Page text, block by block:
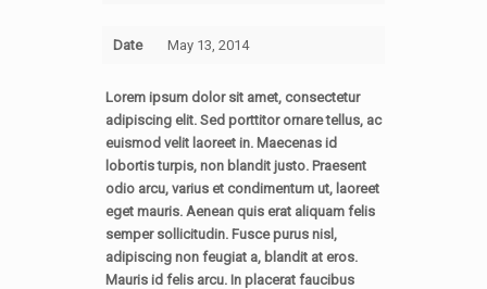
Date May 13, 2014
Lorem ipsum dolor sit amet, consectetur
adipiscing elit. Sed porttitor ornare tellus, ac
euismod velit laoreet in. Maecenas id
lobortis turpis, non blandit justo. Praesent
odio arcu, varius et condimentum ut, laoreet
eget mauris. Aenean quis erat aliquam felis
semper sollicitudin. Fusce purus nisl,
adipiscing non feugiat a, blandit at eros.
Mauris id felis arcu. In placerat faucibus